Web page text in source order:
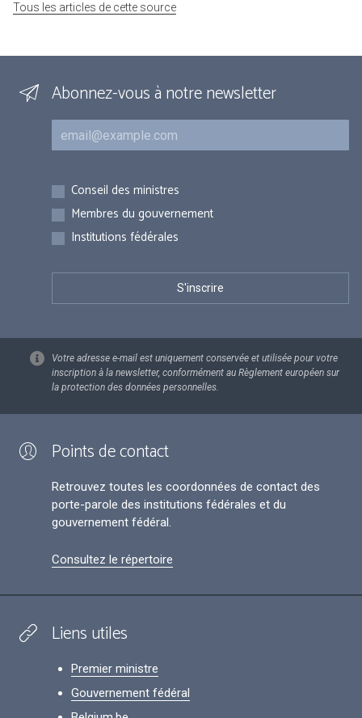
Tous les articles de cette source
Abonnez-vous à notre newsletter
Courriel
Inscriptions
Conseil des ministres
Membres du gouvernement
Institutions fédérales
Votre adresse e-mail est uniquement conservée et utilisée pour votre
inscription à la newsletter, conformément au Règlement européen sur
la protection des données personnelles.
Points de contact
Retrouvez toutes les coordonnées de contact des
porte-parole des institutions fédérales et du
gouvernement fédéral.
Consultez le répertoire
Liens utiles
Premier ministre
Gouvernement fédéral